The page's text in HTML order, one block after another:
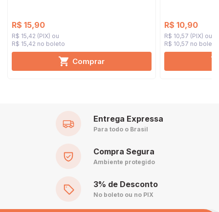
R$ 15,90
R$ 15,42 (PIX)
R$ 15,42 no boleto
Comprar
R$ 10,90
R$ 10,57 (PIX)
R$ 10,57 no boleto
Entrega Expressa
Para todo o Brasil
Compra Segura
Ambiente protegido
3% de Desconto
No boleto ou no PIX